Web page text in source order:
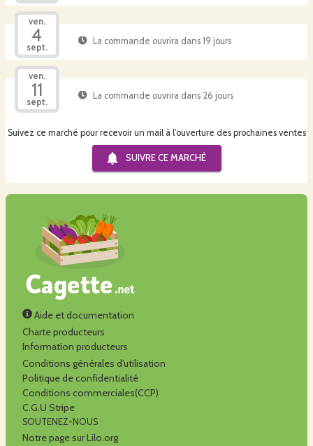
ven.
4
sept.
La commande ouvrira dans 19 jours
ven.
11
sept.
La commande ouvrira dans 26 jours
Suivez ce marché pour recevoir un mail à l'ouverture des prochaines ventes
SUIVRE CE MARCHÉ
Aide et documentation
Charte producteurs
Information producteurs
Conditions générales d'utilisation
Politique de confidentialité
Conditions commerciales(CCP)
C.G.U Stripe
SOUTENEZ-NOUS
Notre page sur Lilo.org